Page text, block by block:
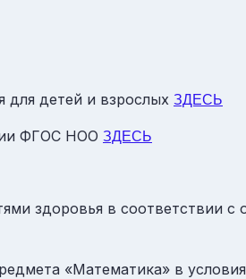
для детей и взрослых ЗДЕСЬ
ФГОС НОО ЗДЕСЬ
здоровья в соответствии
«Математика» в